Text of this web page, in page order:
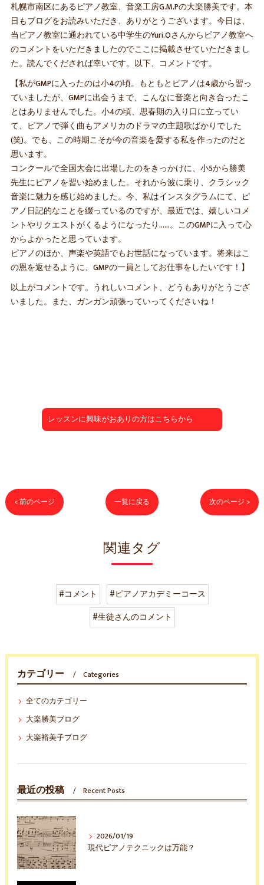
札幌市南区にあるピアノ教室、音楽工房G.M.Pの大楽勝美です。本
日もブログをお読みいただき、ありがとうございます。今日は、
当ピアノ教室に通われている中学生のYuri.Oさんからピアノ教室へ
のコメントをいただきましたのでここに掲載させていただきまし
た。読んでくだされば幸いです。以下、コメントです。
【私がGMPに入ったのは小4の頃。もともとピアノは4歳から習っ
ていましたが、GMPに出会うまで、こんなに音楽と向き合ったこ
とはありませんでした。小4の頃、思春期の入り口に立ってい
て、ピアノで弾く曲もアメリカのドラマの主題歌ばかりでした
(笑)。でも、この時期こそが今の音楽を愛する私を作ったのだと
思います。
コンクールで全国大会に出場したのをきっかけに、小5から勝美
先生にピアノを習い始めました。それから波に乗り、クラシック
音楽に魅力を感じ始めました。今、私はインスタグラムにて、ピ
アノ日記的なことを綴っているのですが、最近では、嬉しいコメ
ントやリクエストがくるようになったり……。このGMPに入って心
からよかったと思っています。
ピアノのほか、声楽や英語でもお世話になっています。将来はこ
の恩を返せるように、GMPの一員としてお仕事をしたいです！】
以上がコメントです。うれしいコメント、どうもありがとうござ
いました。また、ガンガン頑張っていってくださいね！
レッスンに興味がおありの方はこちらから
< 前のページ 一覧に戻る 次のページ >
関連タグ
#コメント
#ピアノアカデミーコース
#生徒さんのコメント
カテゴリー Categories
全てのカテゴリー
大楽勝美ブログ
大楽裕美子ブログ
最近の投稿 Recent Posts
2026/01/19
現代ピアノテクニックは万能？